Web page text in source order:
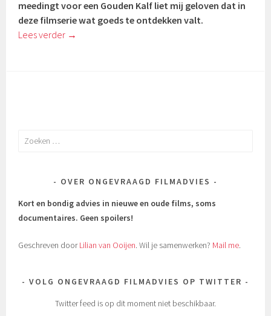
meedingt voor een Gouden Kalf liet mij geloven dat in
deze filmserie wat goeds te ontdekken valt.
Lees verder →
Zoeken
OVER ONGEVRAAGD FILMADVIES
Kort en bondig advies in nieuwe en oude films, soms
documentaires. Geen spoilers!
Geschreven doorLilian van Ooijen. Wil je samenwerken? Mail me.
VOLG ONGEVRAAGD FILMADVIES OP TWITTER
Twitter feed is op dit moment niet beschikbaar.